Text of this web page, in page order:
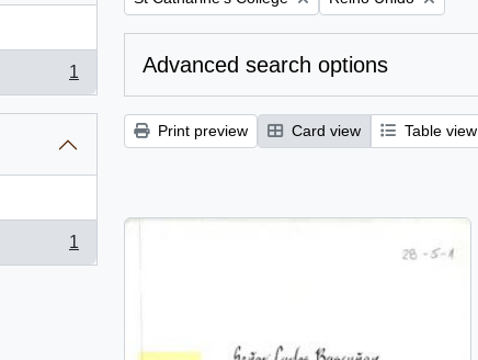
1
1
Advanced search options
Print preview Card view Table view